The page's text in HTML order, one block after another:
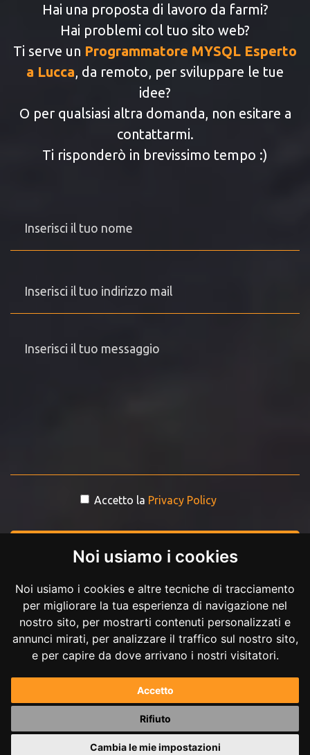
Noi usiamo i cookies
Noi usiamo i cookies e altre tecniche di tracciamento
per migliorare la tua esperienza di navigazione nel
nostro sito, per mostrarti contenuti personalizzati e
annunci mirati, per analizzare il traffico sul nostro sito,
e per capire da dove arrivano i nostri visitatori.
Accetto
Rifiuto
Cambia le mie impostazioni
Hai una proposta di lavoro da farmi?
Hai problemi col tuo sito web?
Ti serve un Programmatore MYSQL Esperto
a Lucca , da remoto, per sviluppare le tue
idee?
O per qualsiasi altra domanda, non esitare a
contattarmi.
Ti risponderò in brevissimo tempo :)
Accetto la Privacy Policy
INVIA MESSAGGIO
Copyright © 2017-2026 Andrea Ilici. Tutti i diritti riservati.
P.IVA 02711210027
Powered byAndrea Ilici
mappa del sito|gestisci cookie